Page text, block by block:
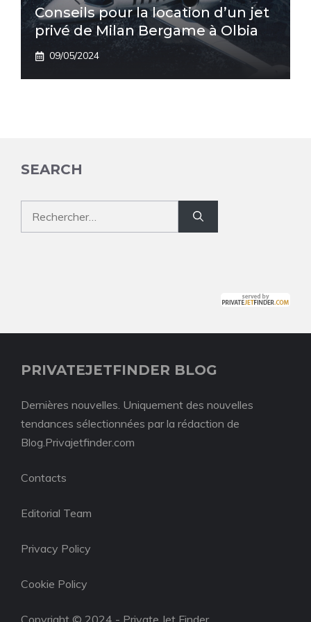
Conseils pour la location d’un jet
privé de Milan Bergame à Olbia
09/05/2024
SEARCH
PRIVATEJETFINDER BLOG
Dernières nouvelles. Uniquement des nouvelles
tendances sélectionnées par la rédaction de
Blog.Privajetfinder.com
Contacts
Editorial Team
Privacy Policy
Cookie Policy
Copyright © 2024 - Private Jet Finder